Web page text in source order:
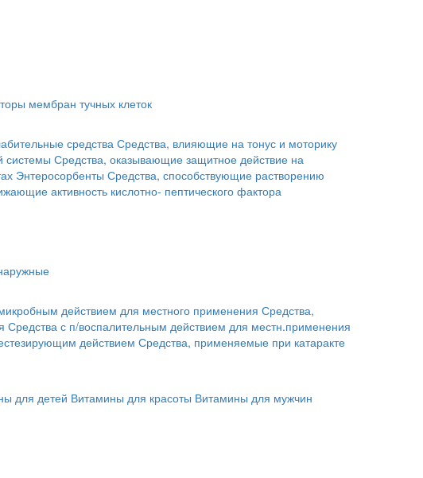
мембран тучных клеток
средства Средства, влияющие на тонус и моторику
системы Средства, оказывающие защитное действие на
Энтеросорбенты Средства, способствующие растворению
активность кислотно- пептического фактора
действием для местного применения Средства,
Средства с п/воспалительным действием для местн.применения
действием Средства, применяемые при катаракте
для детей Витамины для красоты Витамины для мужчин